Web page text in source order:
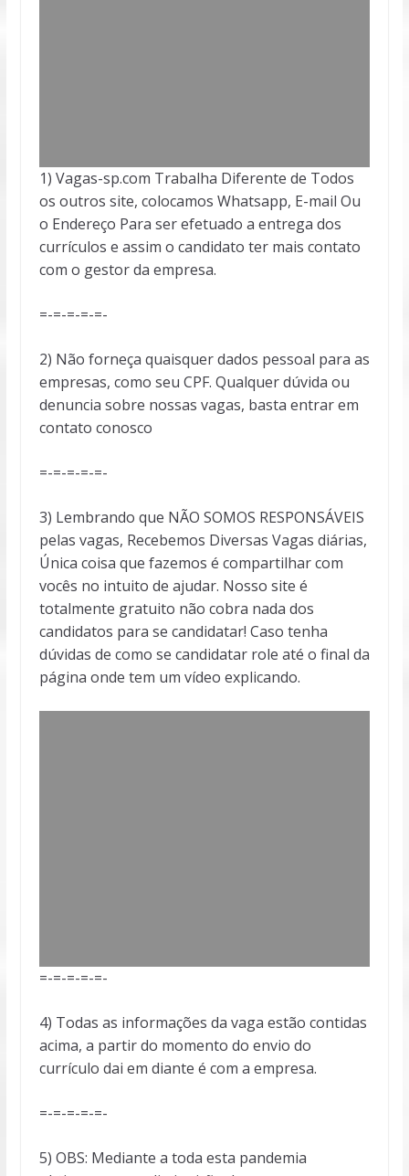
1) Vagas-sp.com Trabalha Diferente de Todos
os outros site, colocamos Whatsapp, E-mail Ou
o Endereço Para ser efetuado a entrega dos
currículos e assim o candidato ter mais contato
com o gestor da empresa.
=-=-=-=-=-
2) Não forneça quaisquer dados pessoal para as
empresas, como seu CPF. Qualquer dúvida ou
denuncia sobre nossas vagas, basta entrar em
contato conosco
=-=-=-=-=-
3) Lembrando que NÃO SOMOS RESPONSÁVEIS
pelas vagas, Recebemos Diversas Vagas diárias,
Única coisa que fazemos é compartilhar com
vocês no intuito de ajudar. Nosso site é
totalmente gratuito não cobra nada dos
candidatos para se candidatar! Caso tenha
dúvidas de como se candidatar role até o final da
página onde tem um vídeo explicando.
=-=-=-=-=-
4) Todas as informações da vaga estão contidas
acima, a partir do momento do envio do
currículo dai em diante é com a empresa.
=-=-=-=-=-
5) OBS: Mediante a toda esta pandemia